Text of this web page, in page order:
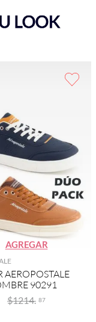
AGREGAR
AEROPOSTALE
90291
$1214. 87